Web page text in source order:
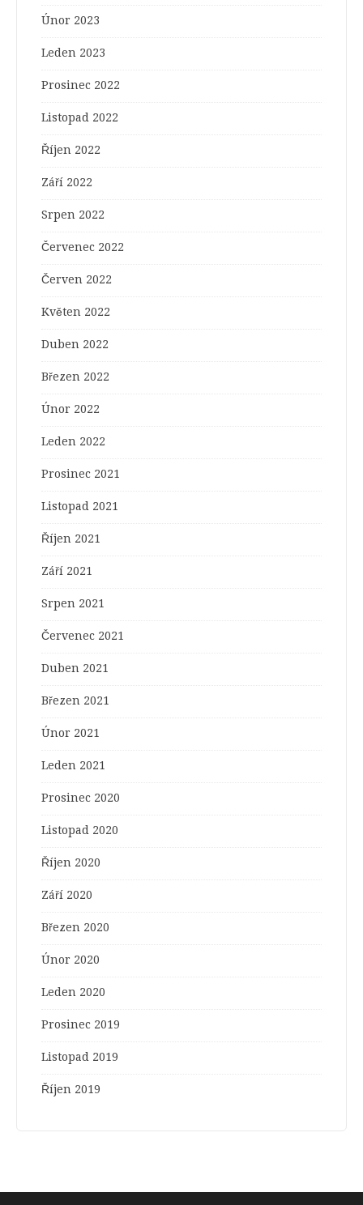
Únor 2023
Leden 2023
Prosinec 2022
Listopad 2022
Říjen 2022
Září 2022
Srpen 2022
Červenec 2022
Červen 2022
Květen 2022
Duben 2022
Březen 2022
Únor 2022
Leden 2022
Prosinec 2021
Listopad 2021
Říjen 2021
Září 2021
Srpen 2021
Červenec 2021
Duben 2021
Březen 2021
Únor 2021
Leden 2021
Prosinec 2020
Listopad 2020
Říjen 2020
Září 2020
Březen 2020
Únor 2020
Leden 2020
Prosinec 2019
Listopad 2019
Říjen 2019